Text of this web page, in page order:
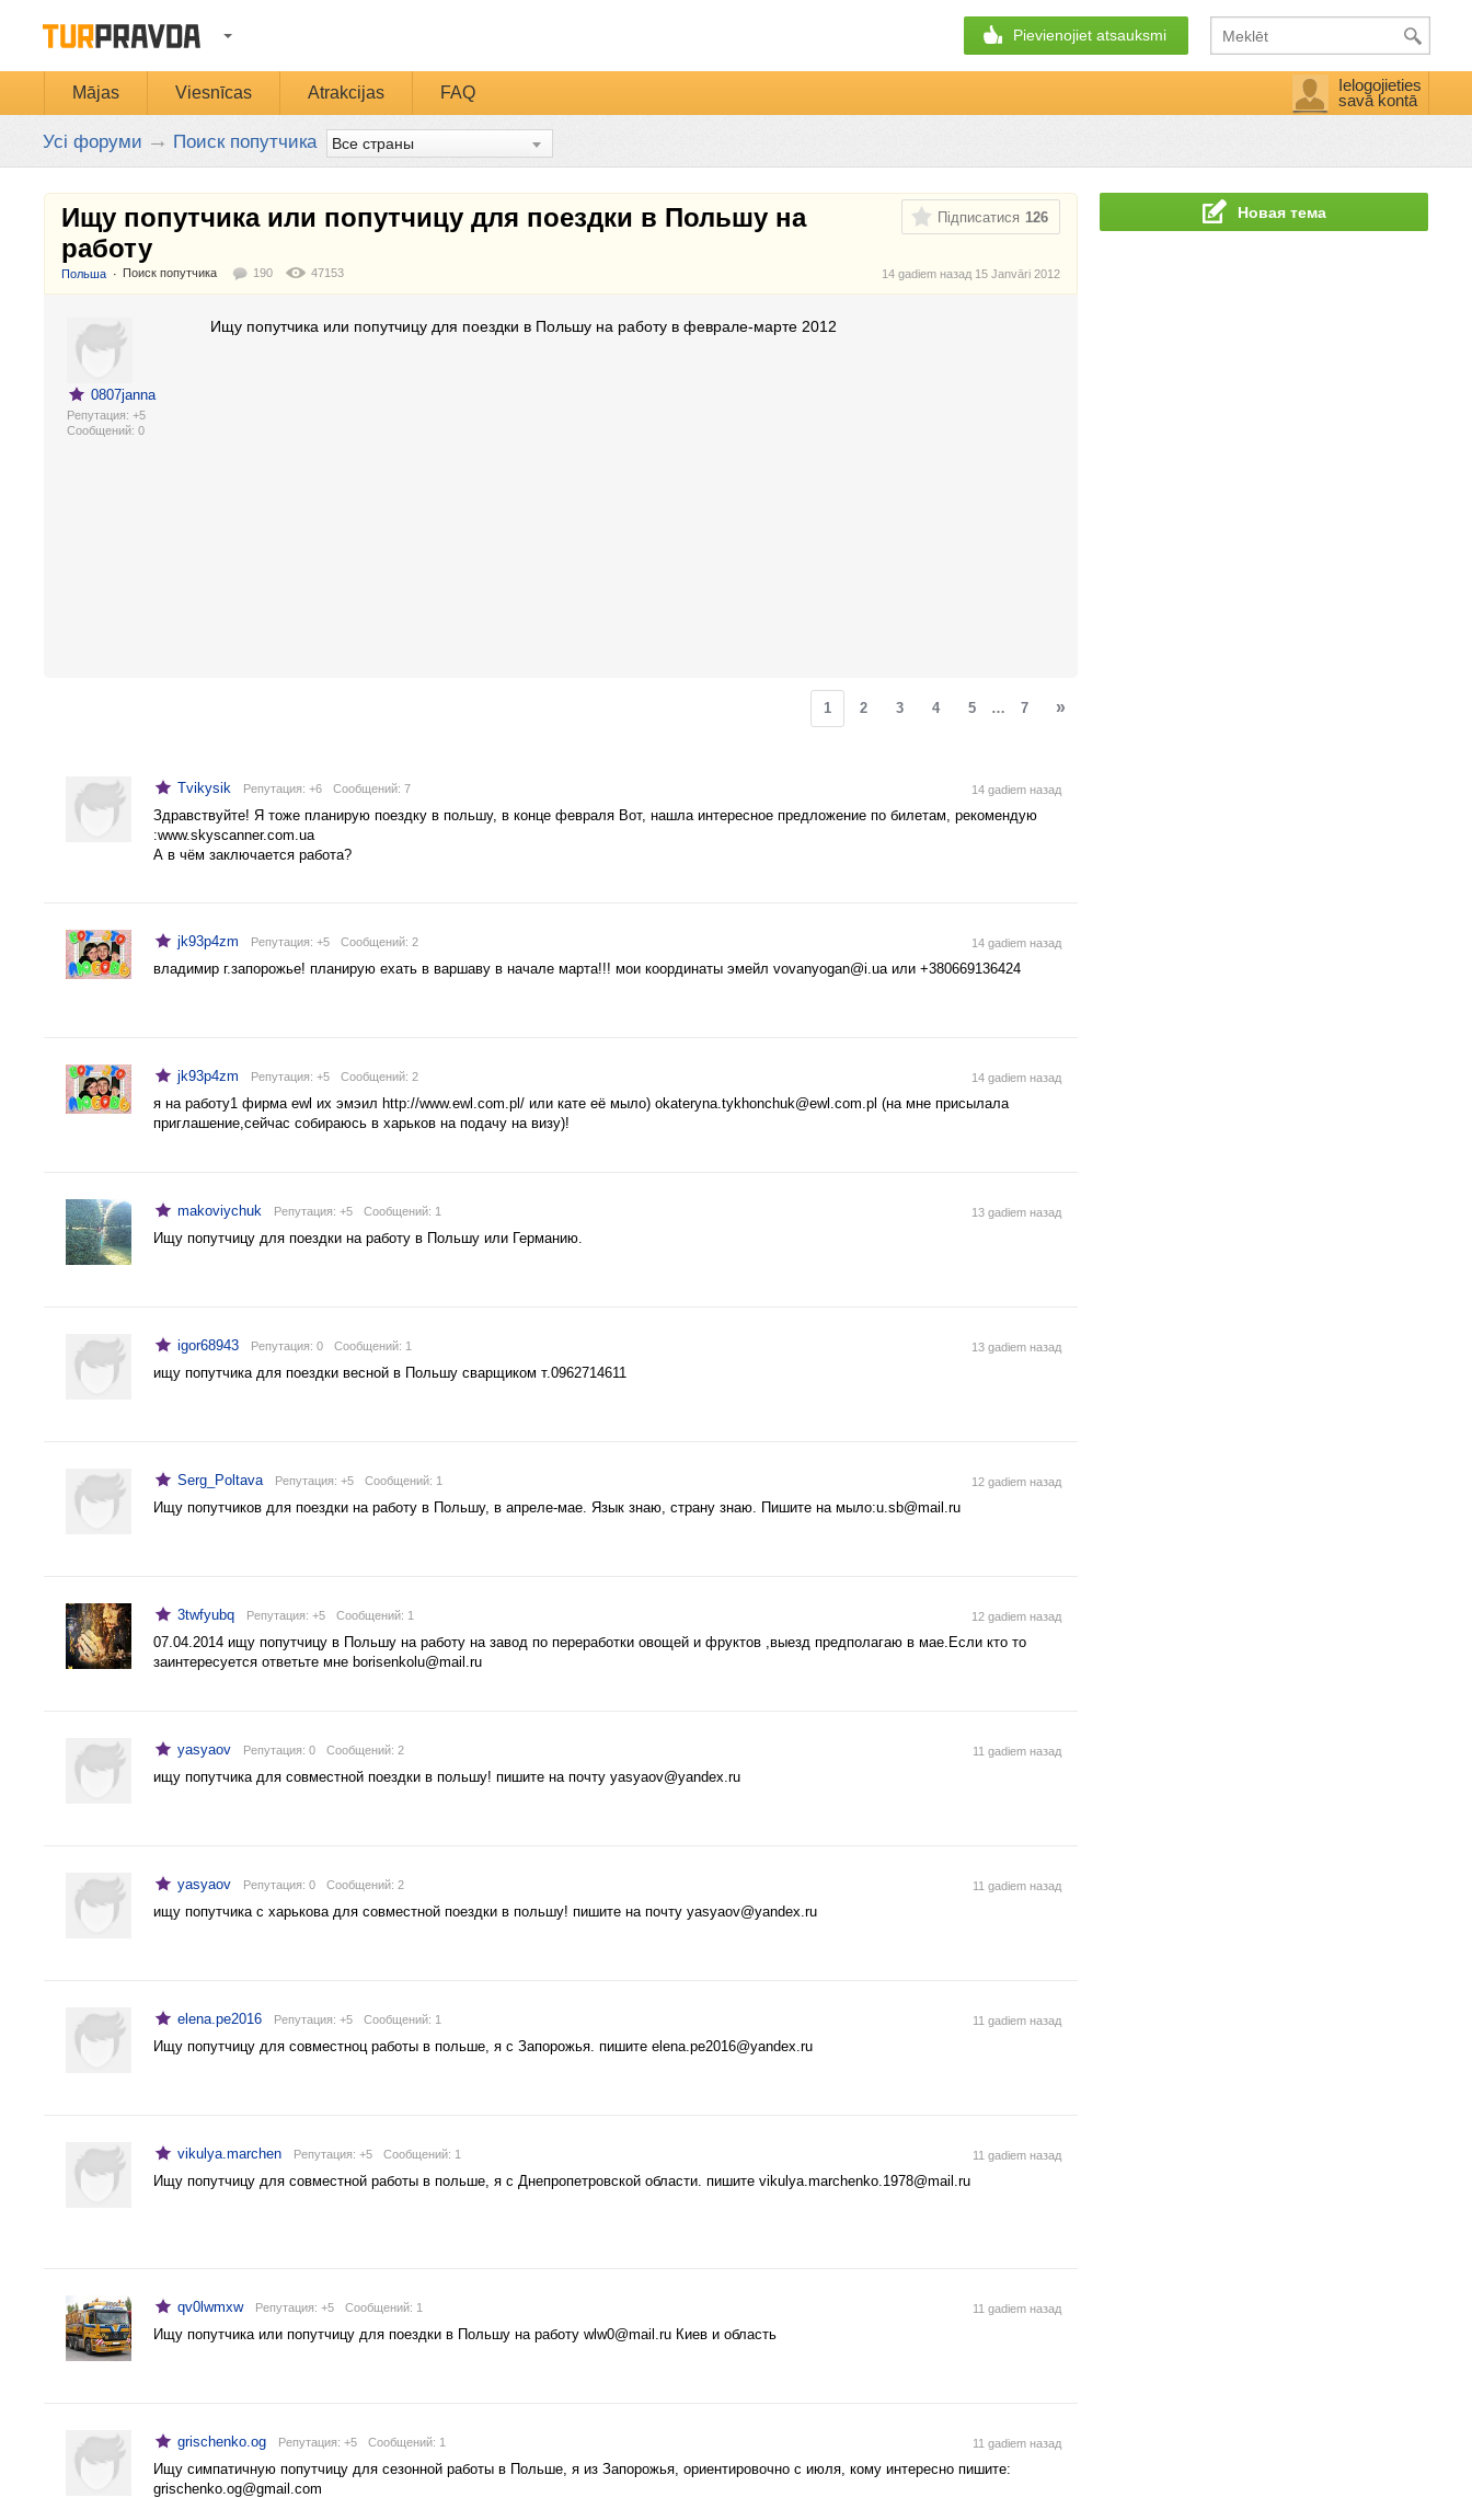
Pievienojiet atsauksmi
Mājas Viesnīcas Atrakcijas FAQ
Ielogojieties
savā kontā
Усі форуми → Поиск попутчика
Ищу попутчика или попутчицу для поездки в Польшу на
работу
14 gadiem назад 15 Janvāri 2012
Поиск попутчика 190 47153
Підписатися 126
0807janna
Репутация: +5
Cообщений: 0
Ищу попутчика или попутчицу для поездки в Польшу на работу в феврале-марте 2012
Польша
1 2 3 4 5 … 7 »
Tvikysik Репутация: +6 Cообщений: 7 14 gadiem назад
Здравствуйте! Я тоже планирую поездку в польшу, в конце февраля Вот, нашла интересное предложение по билетам, рекомендую
:www.skyscanner.com.ua
А в чём заключается работа?
jk93p4zm Репутация: +5 Cообщений: 2 14 gadiem назад
владимир г.запорожье! планирую ехать в варшаву в начале марта!!! мои координаты эмейл vovanyogan@i.uaили +380669136424
jk93p4zm Репутация: +5 Cообщений: 2 14 gadiem назад
я на работу1 фирма ewl их эмэил http://www.ewl.com.pl/ или кате её мыло) оkateryna.tykhonchuk@ewl.com.pl (на мне присылала
приглашение,сейчас собираюсь в харьков на подачу на визу)!
makoviychuk Репутация: +5 Cообщений: 1 13 gadiem назад
Ищу попутчицу для поездки на работу в Польшу или Германию.
igor68943 Репутация: 0 Cообщений: 1 13 gadiem назад
ищу попутчика для поездки весной в Польшу сварщиком т.0962714611
Serg_Poltava Репутация: +5 Cообщений: 1 12 gadiem назад
Ищу попутчиков для поездки на работу в Польшу, в апреле-мае. Язык знаю, страну знаю. Пишите на мыло:u.sb@mail.ru
3twfyubq Репутация: +5 Cообщений: 1 12 gadiem назад
07.04.2014 ищу попутчицу в Польшу на работу на завод по переработки овощей и фруктов ,выезд предполагаю в мае.Если кто то
заинтересуется ответьте мне borisenkolu@mail.ru
yasyaov Репутация: 0 Cообщений: 2 11 gadiem назад
ищу попутчика для совместной поездки в польшу! пишите на почту yasyaov@yandex.ru
yasyaov Репутация: 0 Cообщений: 2 11 gadiem назад
ищу попутчика с харькова для совместной поездки в польшу! пишите на почту yasyaov@yandex.ru
elena.pe2016 Репутация: +5 Cообщений: 1 11 gadiem назад
Ищу попутчицу для совместноц работы в польше, я с Запорожья. пишите elena.pe2016@yandex.ru
vikulya.marchen Репутация: +5 Cообщений: 1 11 gadiem назад
Ищу попутчицу для совместной работы в польше, я с Днепропетровской области. пишите vikulya.marchenko.1978@mail.ru
qv0lwmxw Репутация: +5 Cообщений: 1 11 gadiem назад
Ищу попутчика или попутчицу для поездки в Польшу на работу wlw0@mail.ru Киев и область
grischenko.og Репутация: +5 Cообщений: 1 11 gadiem назад
Ищу симпатичную попутчицу для сезонной работы в Польше, я из Запорожья, ориентировочно с июля, кому интересно пишите:
grischenko.og@gmail.com
Новая тема